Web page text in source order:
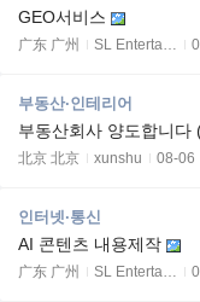
GEO서비스
广东 广州 SL Enterta…
부동산·인테리어
北京 北京 xunshu 08-06
인터넷·통신
AI 콘텐츠 내용제작
广东 广州 SL Enterta…